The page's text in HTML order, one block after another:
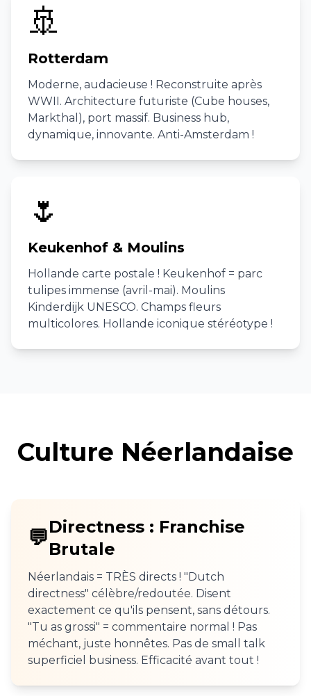
🚢
Rotterdam
Moderne, audacieuse ! Reconstruite après
WWII. Architecture futuriste (Cube houses,
Markthal), port massif. Business hub,
dynamique, innovante. Anti-Amsterdam !
🌷
Keukenhof & Moulins
Hollande carte postale ! Keukenhof = parc
tulipes immense (avril-mai). Moulins
Kinderdijk UNESCO. Champs fleurs
multicolores. Hollande iconique stéréotype !
Culture Néerlandaise
💬Directness : Franchise
Brutale
Néerlandais = TRÈS directs ! "Dutch
directness" célèbre/redoutée. Disent
exactement ce qu'ils pensent, sans détours.
"Tu as grossi" = commentaire normal ! Pas
méchant, juste honnêtes. Pas de small talk
superficiel business. Efficacité avant tout !